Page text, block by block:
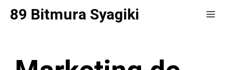
Saltar
89 Bitmura Syagiki